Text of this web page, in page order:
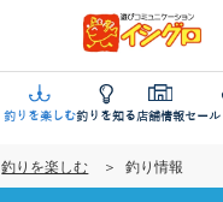
釣りを楽しむ釣りを知る店舗情報セール
釣りを楽しむ 釣り情報